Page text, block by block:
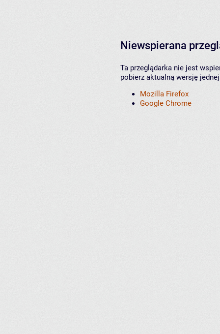
Niewspierana
Ta przeglądarka nie jest
pobierz aktualną wersję
Mozilla Firefox
Google Chrome